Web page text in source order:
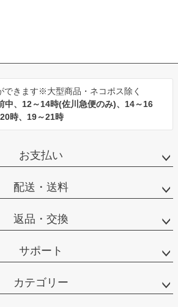
できます※大型商品・ネコポス除く
中、12～14時(佐川急便のみ)、14～16
時、19～21時
お支払い
配送・送料
返品・交換
サポート
カテゴリー